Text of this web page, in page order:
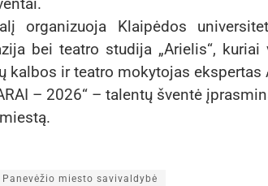
organizuoja Klaipėdos
bei teatro studija „Arielis“,
kalbos ir teatro mokytojas ekspertas
– 2026“ – talentų šventė
Panevėžio miesto savivaldybė